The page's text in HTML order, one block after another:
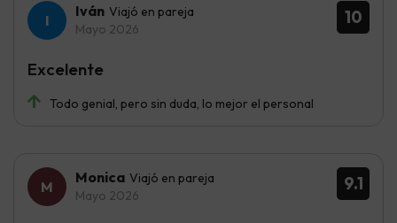
10
Iván Viajó en pareja
Mayo 2026
Todo genial, pero sin duda, lo mejor el personal
Excelente
9.1
Monica Viajó en pareja
Mayo 2026